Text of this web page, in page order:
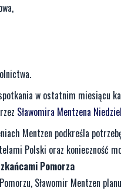
w ostatnim miesiącu
Sławomira Mentzena
Mentzen podkreśla
Polski oraz konieczność
Pomorza
Sławomir Mentzen